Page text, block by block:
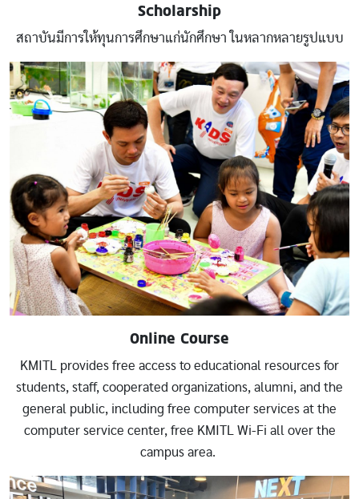
Scholarship
สถาบันมีการให้ทุนการศึกษาแก่นักศึกษา ในหลากหลายรูปแบบ
Image
Online Course
KMITL provides free access to educational resources for
students, staff, cooperated organizations, alumni, and the
general public, including free computer services at the
computer service center, free KMITL Wi-Fi all over the
campus area.
Image